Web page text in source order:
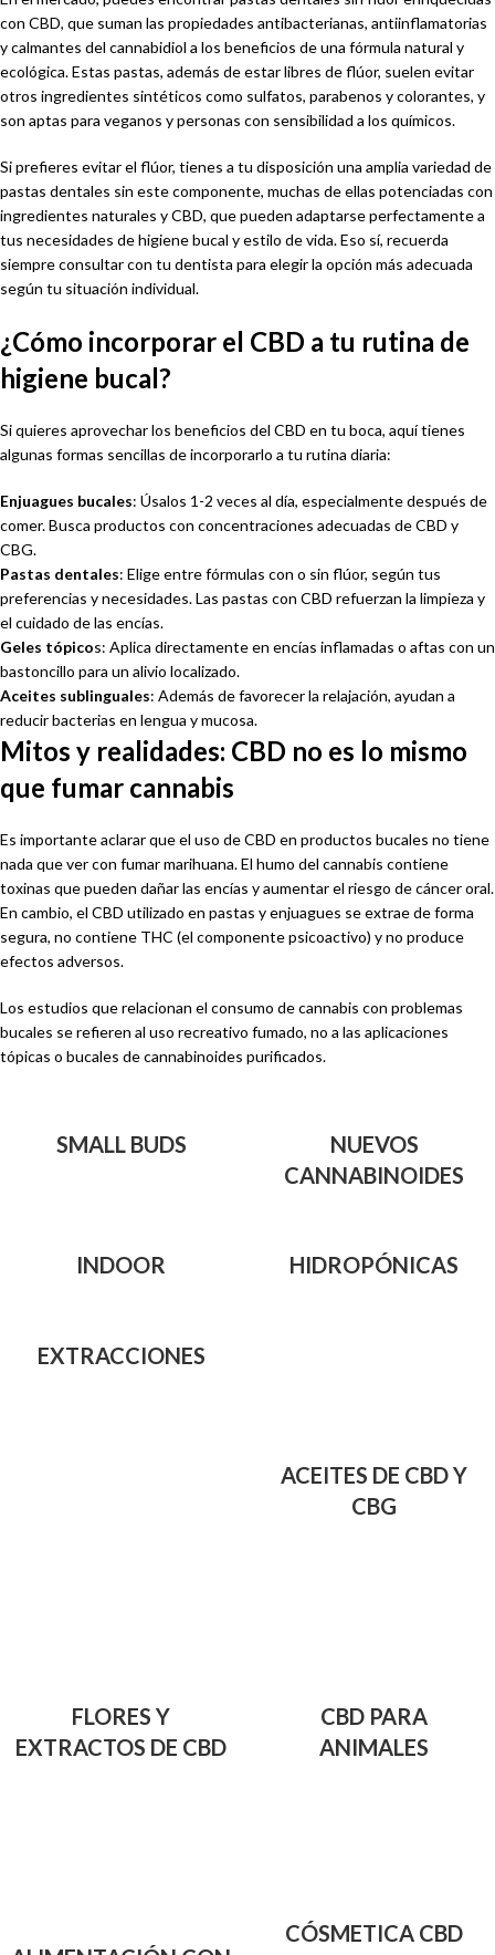
con CBD, que suman las propiedades antibacterianas, antiinflamatorias
y calmantes del cannabidiol a los beneficios de una fórmula natural y
ecológica. Estas pastas, además de estar libres de flúor, suelen evitar
otros ingredientes sintéticos como sulfatos, parabenos y colorantes, y
son aptas para veganos y personas con sensibilidad a los químicos.
Si prefieres evitar el flúor, tienes a tu disposición una amplia variedad de
pastas dentales sin este componente, muchas de ellas potenciadas con
ingredientes naturales y CBD, que pueden adaptarse perfectamente a
tus necesidades de higiene bucal y estilo de vida. Eso sí, recuerda
siempre consultar con tu dentista para elegir la opción más adecuada
según tu situación individual.
¿Cómo incorporar el CBD a tu rutina de
higiene bucal?
Si quieres aprovechar los beneficios del CBD en tu boca, aquí tienes
algunas formas sencillas de incorporarlo a tu rutina diaria:
Enjuagues bucales: Úsalos 1-2 veces al día, especialmente después de
comer. Busca productos con concentraciones adecuadas de CBD y
CBG.
Pastas dentales: Elige entre fórmulas con o sin flúor, según tus
preferencias y necesidades. Las pastas con CBD refuerzan la limpieza y
el cuidado de las encías.
Geles tópicos: Aplica directamente en encías inflamadas o aftas con un
bastoncillo para un alivio localizado.
Aceites sublinguales: Además de favorecer la relajación, ayudan a
reducir bacterias en lengua y mucosa.
Mitos y realidades: CBD no es lo mismo
que fumar cannabis
Es importante aclarar que el uso de CBD en productos bucales no tiene
nada que ver con fumar marihuana. El humo del cannabis contiene
toxinas que pueden dañar las encías y aumentar el riesgo de cáncer oral.
En cambio, el CBD utilizado en pastas y enjuagues se extrae de forma
segura, no contiene THC (el componente psicoactivo) y no produce
efectos adversos.
Los estudios que relacionan el consumo de cannabis con problemas
bucales se refieren al uso recreativo fumado, no a las aplicaciones
tópicas o bucales de cannabinoides purificados.
SMALL BUDS
NUEVOS
CANNABINOIDES
INDOOR HIDROPÓNICAS
EXTRACCIONES
ACEITES DE CBD Y
CBG
FLORES Y
EXTRACTOS DE CBD
CBD PARA
ANIMALES
CÓSMETICA CBD